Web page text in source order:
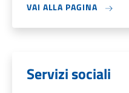
VAI ALLA PAGINA
Servizi sociali